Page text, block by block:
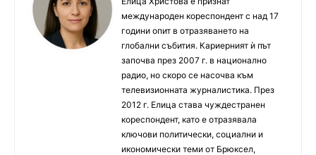
международен кореспондент с над 17
години опит в отразяването на
глобални събития. Кариерният ѝ път
започва през 2007 г. в национално
радио, но скоро се насочва към
телевизионната журналистика. През
2012 г. Елица става чуждестранен
кореспондент, като е отразявала
ключови политически, социални и
икономически теми от Брюксел,